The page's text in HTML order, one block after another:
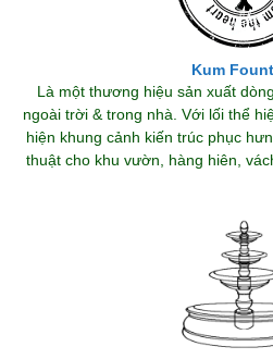
Kum
Là một thương hiệu sản xuất
ngoài trời & trong nhà. Với lối thể
hiện khung cảnh kiến trúc phục
thuật cho khu vườn, hàng hiên,